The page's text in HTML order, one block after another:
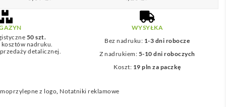
50 szt.
nadruku.
detalicznej.
WYSYŁKA
Bez nadruku: 1-3 dni robocze
Z nadrukiem: 5-10 dni roboczych
Koszt: 19 pln za paczkę
z logo Notatniki reklamowe